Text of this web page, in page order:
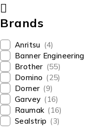
Brands
Anritsu (4)
Banner Engineering
Brother (55)
Domino (25)
Dorner (9)
Garvey (16)
Raumak (16)
Sealstrip (3)